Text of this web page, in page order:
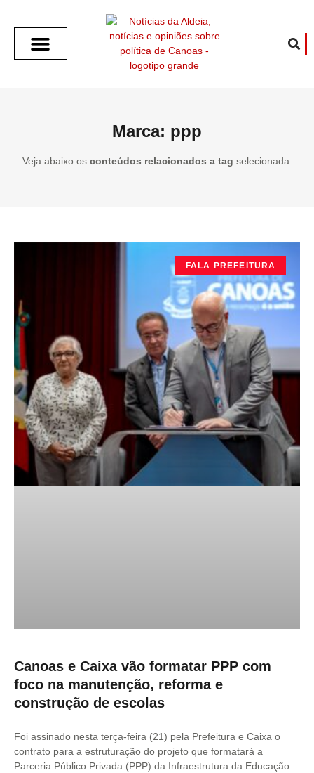
Marca: ppp
Veja abaixo os conteúdos relacionados a tag selecionada.
FALA PREFEITURA
Canoas e Caixa vão formatar PPP com
foco na manutenção, reforma e
construção de escolas
Foi assinado nesta terça-feira (21) pela Prefeitura e Caixa o
contrato para a estruturação do projeto que formatará a
Parceria Público Privada (PPP) da Infraestrutura da Educação.